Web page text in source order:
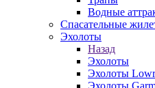
Водные
Спасательные
Эхолоты
Назад
Эхолоты
Эхолоты
Эхолоты